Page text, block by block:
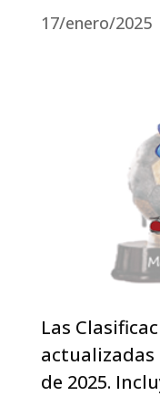
17/enero/2025
Las
actualizadas
de 2025.